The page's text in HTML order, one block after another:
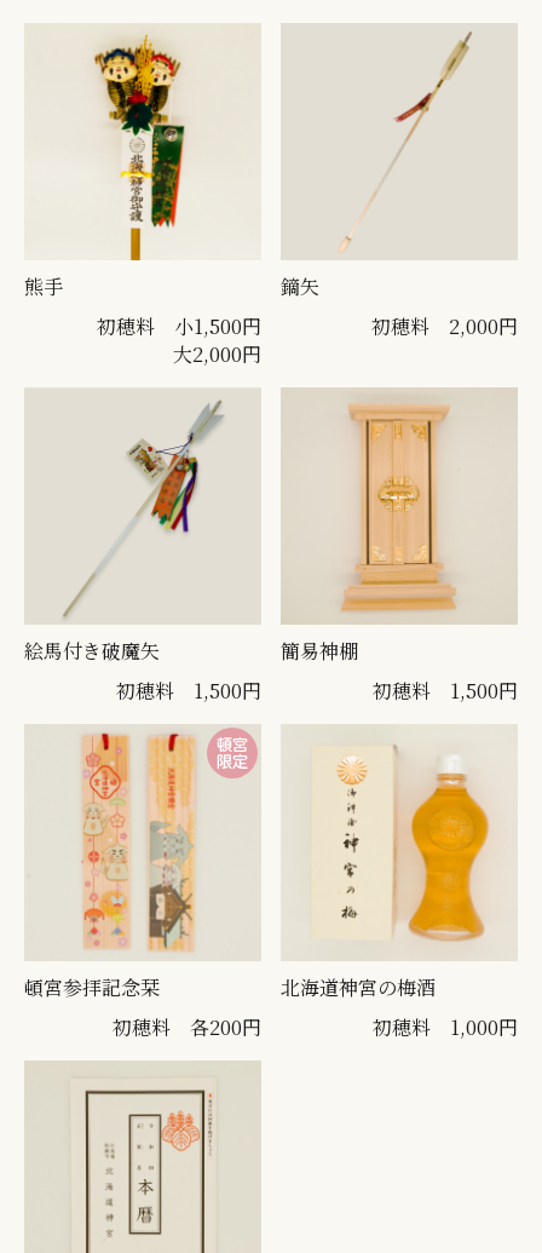
熊手
初穂料 小1,500円
大2,000円
鏑矢
初穂料 2,000円
絵馬付き破魔矢
初穂料 1,500円
簡易神棚
初穂料 1,500円
頓宮参拝記念栞
初穂料 各200円
北海道神宮の梅酒
初穂料 1,000円